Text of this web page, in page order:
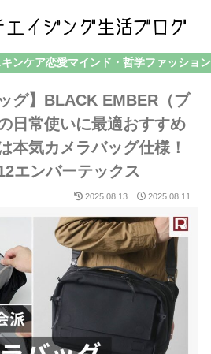
キンケア恋愛マインド・哲学ファッション
グ】BLACK EMBER（ブ
日常使いに最適おすすめ
本気カメラバッグ仕様！
エンバーテックス
2025.08.13 2025.08.11